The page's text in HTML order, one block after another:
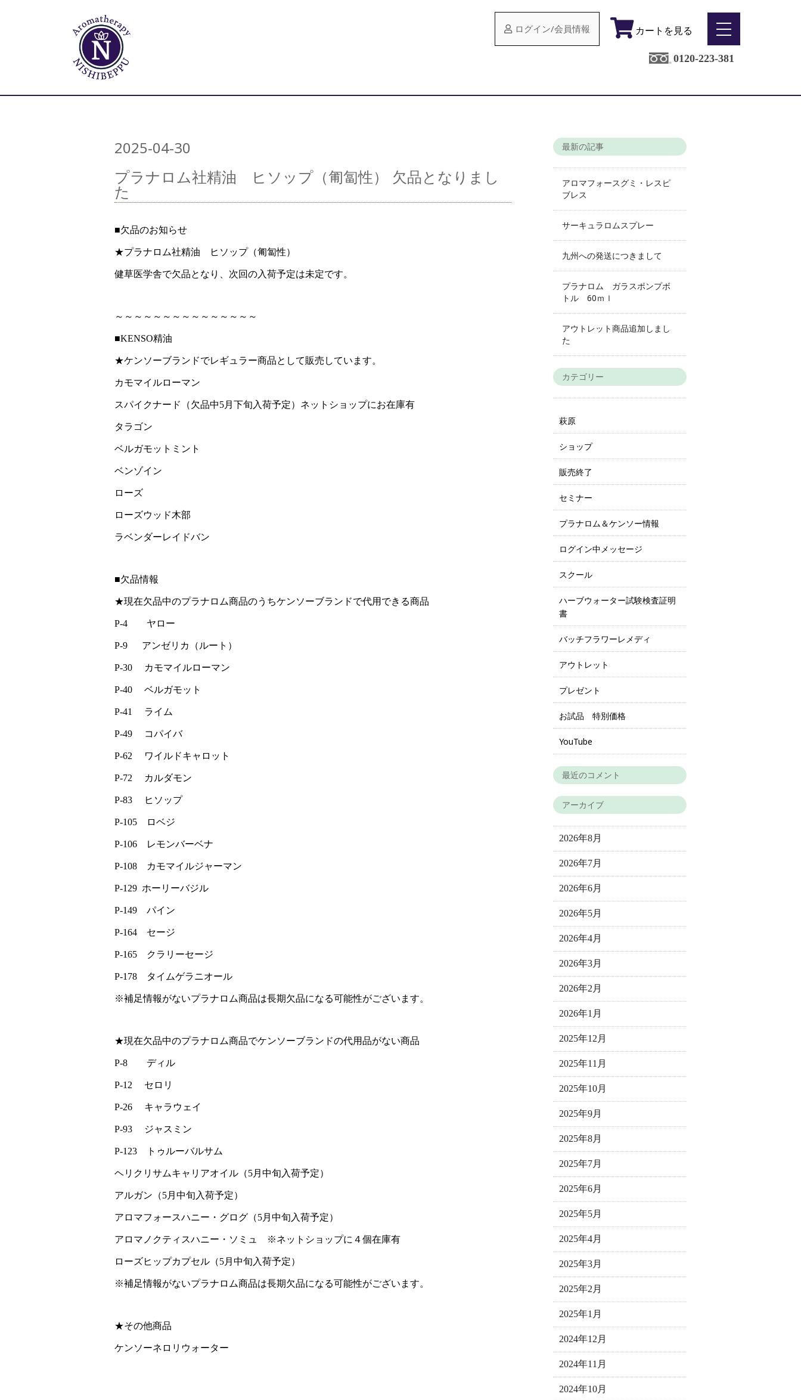
ログイン/会員情報 カートを見る
0120-223-381
2025-04-30
プラナロム社精油 ヒソップ（匍匐性） 欠品となりまし
た
■欠品のお知らせ
★プラナロム社精油 ヒソップ（匍匐性）
健草医学舎で欠品となり、次回の入荷予定は未定です。
～～～～～～～～～～～～～～～
■KENSO精油
★ケンソーブランドでレギュラー商品として販売しています。
カモマイルローマン
スパイクナード（欠品中5月下旬入荷予定）ネットショップにお在庫有
タラゴン
ベルガモットミント
ベンゾイン
ローズ
ローズウッド木部
ラベンダーレイドバン
■欠品情報
★現在欠品中のプラナロム商品のうちケンソーブランドで代用できる商品
P-4 ヤロー
P-9 アンゼリカ（ルート）
P-30 カモマイルローマン
P-40 ベルガモット
P-41 ライム
P-49 コパイバ
P-62 ワイルドキャロット
P-72 カルダモン
P-83 ヒソップ
P-105 ロベジ
P-106 レモンバーベナ
P-108 カモマイルジャーマン
P-129 ホーリーバジル
P-149 パイン
P-164 セージ
P-165 クラリーセージ
P-178 タイムゲラニオール
※補足情報がないプラナロム商品は長期欠品になる可能性がございます。
★現在欠品中のプラナロム商品でケンソーブランドの代用品がない商品
P-8 ディル
P-12 セロリ
P-26 キャラウェイ
P-93 ジャスミン
P-123 トゥルーバルサム
ヘリクリサムキャリアオイル（5月中旬入荷予定）
アルガン（5月中旬入荷予定）
アロマフォースハニー・グログ（5月中旬入荷予定）
アロマノクティスハニー・ソミュ ※ネットショップに４個在庫有
ローズヒップカプセル（5月中旬入荷予定）
※補足情報がないプラナロム商品は長期欠品になる可能性がございます。
★その他商品
ケンソーネロリウォーター
最新の記事
アロマフォースグミ・レスピ
ブレス
サーキュラロムスプレー
九州への発送につきまして
プラナロム ガラスポンプボ
トル 60ｍｌ
アウトレット商品追加しまし
た
カテゴリー
萩原
ショップ
販売終了
セミナー
プラナロム＆ケンソー情報
ログイン中メッセージ
スクール
ハーブウォーター試験検査証明
書
バッチフラワーレメディ
アウトレット
プレゼント
お試品 特別価格
YouTube
最近のコメント
アーカイブ
2026年8月
2026年7月
2026年6月
2026年5月
2026年4月
2026年3月
2026年2月
2026年1月
2025年12月
2025年11月
2025年10月
2025年9月
2025年8月
2025年7月
2025年6月
2025年5月
2025年4月
2025年3月
2025年2月
2025年1月
2024年12月
2024年11月
2024年10月